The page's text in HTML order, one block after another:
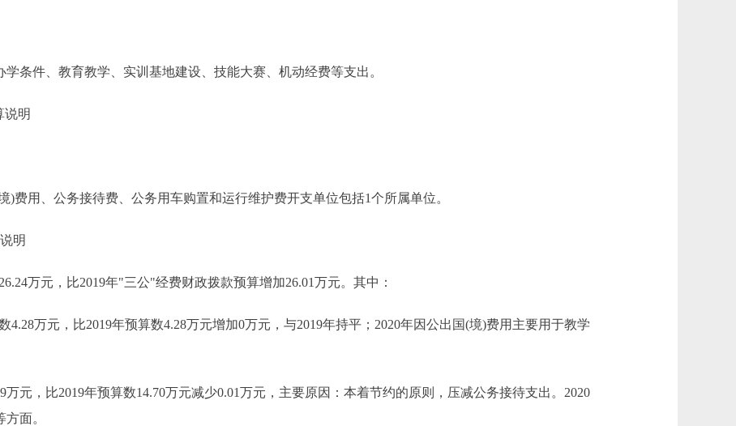
件、教育教学、实训基地建设、技能大赛、机动经费等支出。
明
用、公务接待费、公务用车购置和运行维护费开支单位包括1个所属单位。
明
万元，比2019年"三公"经费财政拨款预算增加26.01万元。其中：
万元，比2019年预算数4.28万元增加0万元，与2019年持平；2020年因公出国(境)费用主要用于教学
元，比2019年预算数14.70万元减少0.01万元，主要原因：本着节约的原则，压减公务接待支出。2020
面。